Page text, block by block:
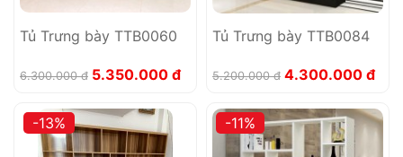
Tủ Trưng bày TTB0060
6.300.000 đ 5.350.000 đ
Tủ Trưng bày TTB0084
5.200.000 đ 4.300.000 đ
-13% -11%